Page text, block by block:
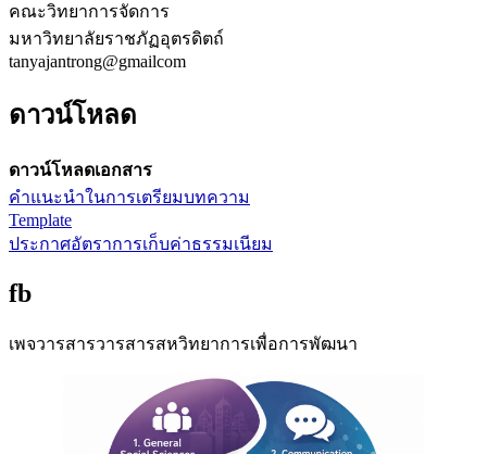
คณะวิทยาการจัดการ
มหาวิทยาลัยราชภัฏอุตรดิตถ์
tanyajantrong@gmailcom
ดาวน์โหลด
ดาวน์โหลดเอกสาร
คำแนะนำในการเตรียมบทความ
Template
ประกาศอัตราการเก็บค่าธรรมเนียม
fb
เพจวารสารวารสารสหวิทยาการเพื่อการพัฒนา